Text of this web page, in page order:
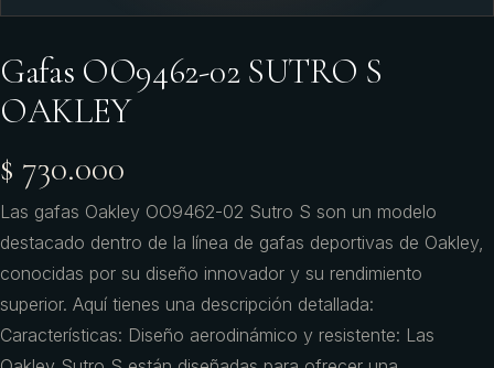
Gafas OO9462-02 SUTRO S
OAKLEY
$ 730.000
Las gafas Oakley OO9462-02 Sutro S son un modelo
destacado dentro de la línea de gafas deportivas de Oakley,
conocidas por su diseño innovador y su rendimiento
superior. Aquí tienes una descripción detallada:
Características: Diseño aerodinámico y resistente: Las